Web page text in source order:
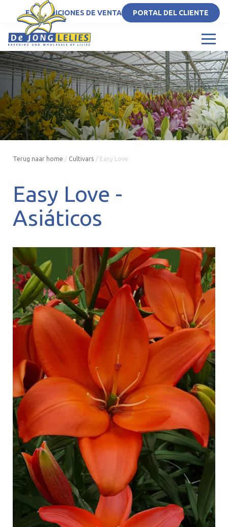
ESCONDICIONES DE VENTA PORTAL DEL CLIENTE
Terug naar home / Cultivars / Easy Love
Easy Love -
Asiáticos